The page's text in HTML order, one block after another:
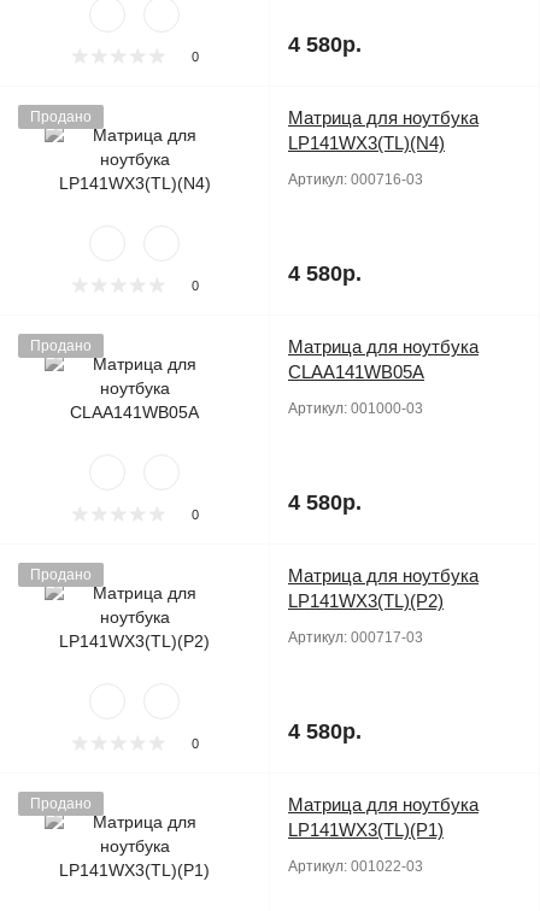
0 4 580р.
Продано
0
Матрица для ноутбука
LP141WX3(TL)(N4)
Артикул: 000716-03
4 580р.
Продано
0
Матрица для ноутбука
CLAA141WB05A
Артикул: 001000-03
4 580р.
Продано
0
Матрица для ноутбука
LP141WX3(TL)(P2)
Артикул: 000717-03
4 580р.
Продано
Матрица для ноутбука
LP141WX3(TL)(P1)
Артикул: 001022-03